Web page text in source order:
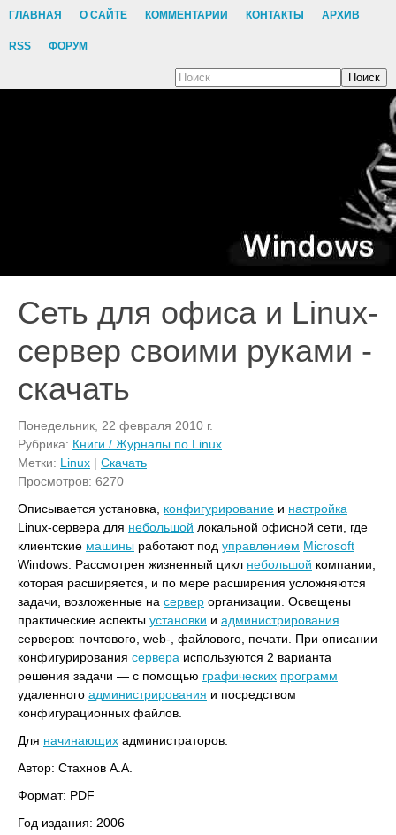
ГЛАВНАЯ О САЙТЕ КОММЕНТАРИИ КОНТАКТЫ АРХИВ
RSS ФОРУМ
Поиск
Сеть для офиса и Linux-
сервер своими руками -
скачать
Понедельник, 22 февраля 2010 г.
Рубрика: Книги / Журналы по Linux
Метки: Linux | Скачать
Просмотров: 6270
Описывается установка, конфигурирование и настройка
Linux-сервера для небольшой локальной офисной сети, где
клиентские машины работают под управлением Microsoft
Windows. Рассмотрен жизненный цикл небольшой компании,
которая расширяется, и по мере расширения усложняются
задачи, возложенные на сервер организации. Освещены
практические аспекты установки и администрирования
серверов: почтового, web-, файлового, печати. При описании
конфигурирования сервера используются 2 варианта
решения задачи — с помощью графических программ
удаленного администрирования и посредством
конфигурационных файлов.
Для начинающих администраторов.
Автор: Стахнов А.А.
Формат: PDF
Год издания: 2006